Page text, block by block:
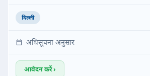
दिल्ली
अधिसूचना अनुसार
आवेदन करें ›